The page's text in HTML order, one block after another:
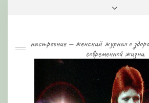
настроение — женский журнал о
современной жизни